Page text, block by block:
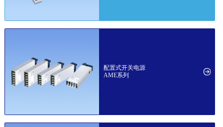
配置式开关电源
AME系列